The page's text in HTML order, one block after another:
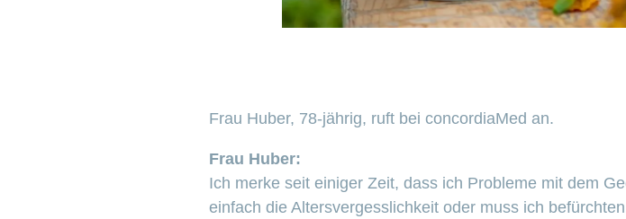
Frau Huber, 78-jährig, ruft bei concordiaMed an.
Frau Huber:
Ich merke seit einiger Zeit, dass ich Probleme mit dem
einfach die Altersvergesslichkeit oder muss ich